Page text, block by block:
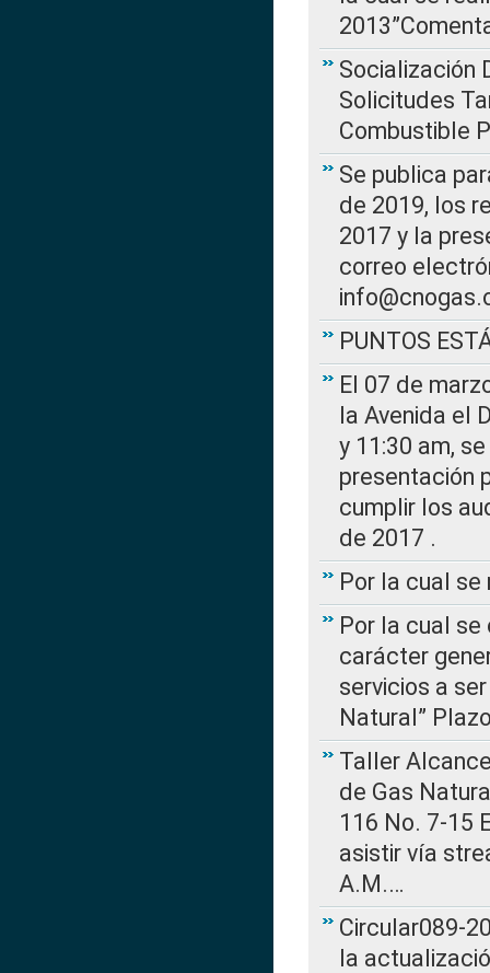
Socialización
Solicitudes
Combustible
Se publica
de 2019, los
2017 y la
correo
PUNTOS
El 07 de
la Avenida el
y 11:30 am,
presentación
cumplir los
de 2017 .
Por la cual se
Por la cual
carácter
servicios a
Natural”
Taller
de Gas
116 No. 7-15
asistir vía
A.M.…
Circular089-
la